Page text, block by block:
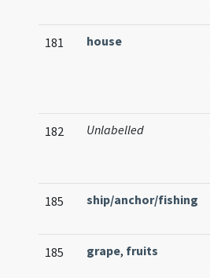
181 house
182 Unlabelled
185 ship/anchor/fishing
185 grape, fruits